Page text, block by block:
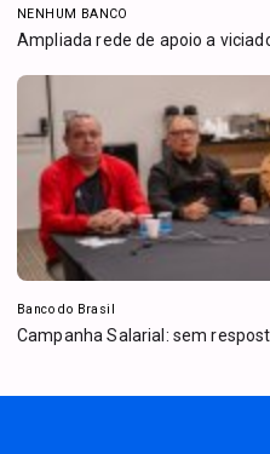
NENHUM BANCO
Ampliada rede de apoio a
Banco do Brasil
Campanha Salarial: sem